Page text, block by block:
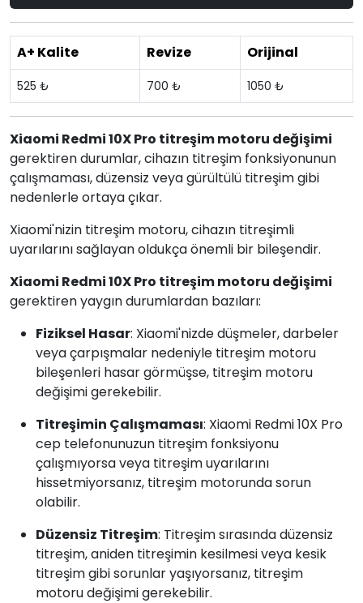
A+ Kalite Revize Orijinal
525 ₺ 700 ₺ 1050 ₺
Xiaomi Redmi 10X Pro titreşim motoru değişimi
gerektiren durumlar, cihazın titreşim fonksiyonunun
çalışmaması, düzensiz veya gürültülü titreşim gibi
nedenlerle ortaya çıkar.
Xiaomi'nizin titreşim motoru, cihazın titreşimli
uyarılarını sağlayan oldukça önemli bir bileşendir.
Xiaomi Redmi 10X Pro titreşim motoru değişimi
gerektiren yaygın durumlardan bazıları:
Fiziksel Hasar: Xiaomi'nizde düşmeler, darbeler
veya çarpışmalar nedeniyle titreşim motoru
bileşenleri hasar görmüşse, titreşim motoru
değişimi gerekebilir.
Titreşimin Çalışmaması: Xiaomi Redmi 10X Pro
cep telefonunuzun titreşim fonksiyonu
çalışmıyorsa veya titreşim uyarılarını
hissetmiyorsanız, titreşim motorunda sorun
olabilir.
Düzensiz Titreşim: Titreşim sırasında düzensiz
titreşim, aniden titreşimin kesilmesi veya kesik
titreşim gibi sorunlar yaşıyorsanız, titreşim
motoru değişimi gerekebilir.